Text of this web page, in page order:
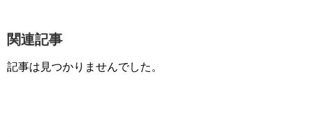
関連記事
記事は見つかりませんでした。